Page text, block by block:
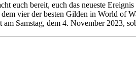
euch bereit, euch das neueste
vier der besten Gilden in World of
Samstag, dem 4. November 2023,